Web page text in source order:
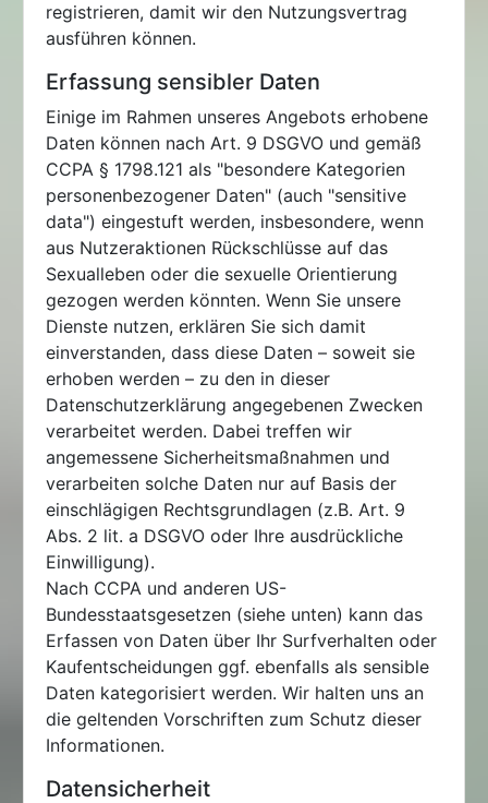
registrieren, damit wir den Nutzungsvertrag
ausführen können.
Erfassung sensibler Daten
Einige im Rahmen unseres Angebots erhobene
Daten können nach Art. 9 DSGVO und gemäß
CCPA § 1798.121 als "besondere Kategorien
personenbezogener Daten" (auch "sensitive
data") eingestuft werden, insbesondere, wenn
aus Nutzeraktionen Rückschlüsse auf das
Sexualleben oder die sexuelle Orientierung
gezogen werden könnten. Wenn Sie unsere
Dienste nutzen, erklären Sie sich damit
einverstanden, dass diese Daten – soweit sie
erhoben werden – zu den in dieser
Datenschutzerklärung angegebenen Zwecken
verarbeitet werden. Dabei treffen wir
angemessene Sicherheitsmaßnahmen und
verarbeiten solche Daten nur auf Basis der
einschlägigen Rechtsgrundlagen (z.B. Art. 9
Abs. 2 lit. a DSGVO oder Ihre ausdrückliche
Einwilligung).
Nach CCPA und anderen US-
Bundesstaatsgesetzen (siehe unten) kann das
Erfassen von Daten über Ihr Surfverhalten oder
Kaufentscheidungen ggf. ebenfalls als sensible
Daten kategorisiert werden. Wir halten uns an
die geltenden Vorschriften zum Schutz dieser
Informationen.
Datensicherheit